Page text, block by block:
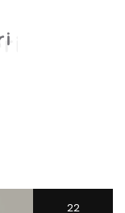
22